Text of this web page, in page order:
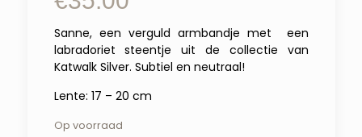
Sanne, een verguld armbandje met een
labradoriet steentje uit de collectie van
Katwalk Silver. Subtiel en neutraal!
Lente: 17 – 20 cm
Op voorraad